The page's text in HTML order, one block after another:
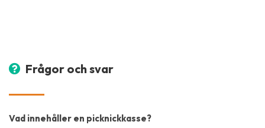
Frågor och svar
Vad innehåller en picknickkasse?